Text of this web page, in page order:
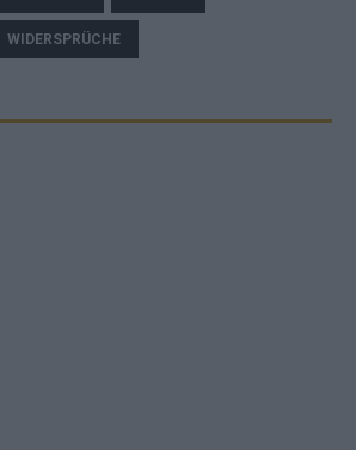
WIDERSPRÜCHE